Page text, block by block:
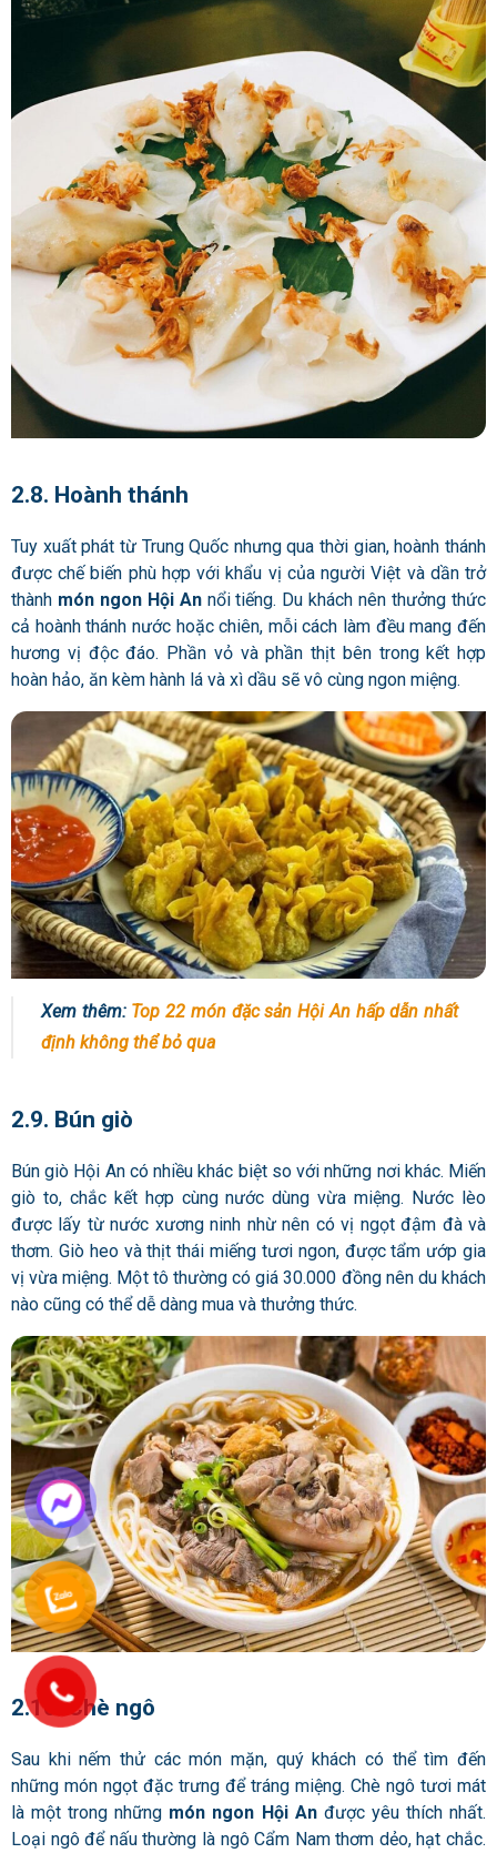
2.8. Hoành thánh
Tuy xuất phát từ Trung Quốc nhưng qua thời gian, hoành thánh
được chế biến phù hợp với khẩu vị của người Việt và dần trở
thành món ngon Hội Annổi tiếng. Du khách nên thưởng thức
cả hoành thánh nước hoặc chiên, mỗi cách làm đều mang đến
hương vị độc đáo. Phần vỏ và phần thịt bên trong kết hợp
hoàn hảo, ăn kèm hành lá và xì dầu sẽ vô cùng ngon miệng.
Xem thêm: Top 22 món đặc sản Hội An hấp dẫn nhất
định không thể bỏ qua
2.9. Bún giò
Bún giò Hội An có nhiều khác biệt so với những nơi khác. Miến
giò to, chắc kết hợp cùng nước dùng vừa miệng. Nước lèo
được lấy từ nước xương ninh nhừ nên có vị ngọt đậm đà và
thơm. Giò heo và thịt thái miếng tươi ngon, được tẩm ướp gia
vị vừa miệng. Một tô thường có giá 30.000 đồng nên du khách
nào cũng có thể dễ dàng mua và thưởng thức.
2.10. Chè ngô
Sau khi nếm thử các món mặn, quý khách có thể tìm đến
những món ngọt đặc trưng để tráng miệng. Chè ngô tươi mát
là một trong những món ngon Hội Anđược yêu thích nhất.
Loại ngô để nấu thường là ngô Cẩm Nam thơm dẻo, hạt chắc.